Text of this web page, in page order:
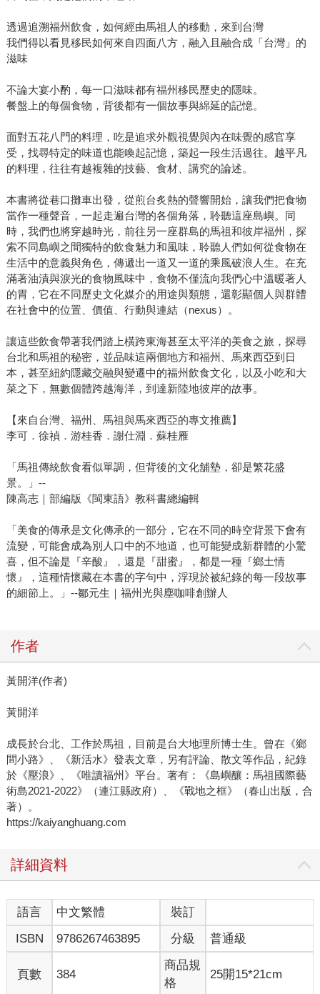
透過追溯福州飲食，如何經由馬祖人的移動，來到台灣
我們得以看見移民如何來自四面八方，融入且融合成「台灣」的
滋味
不論大宴小酌，每一口滋味都有福州移民歷史的隱味。
餐盤上的每個食物，背後都有一個故事與綿延的記憶。
面對五花八門的料理，吃是追求外觀視覺與內在味覺的感官享
受，找尋特定的味道也能喚起記憶，築起一段生活過往。越平凡
的料理，往往有越複雜的技藝、食材、講究的論述。
本書將從巷口攤車出發，從煎台炙熱的聲響開始，讓我們把食物
當作一種聲音，一起走遍台灣的各個角落，聆聽這座島嶼。同
時，我們也將穿越時光，前往另一座群島的馬祖和彼岸福州，探
索不同島嶼之間獨特的飲食魅力和風味，聆聽人們如何從食物在
生活中的意義與角色，傳遞出一道又一道的乘風破浪人生。在充
滿著油漬與淚光的食物風味中，食物不僅流向我們心中溫暖著人
的胃，它在不同歷史文化媒介的用途與類態，還彰顯個人與群體
在社會中的位置、價值、行動與連結（nexus）。
讓這些飲食帶著我們踏上橫跨東海甚至太平洋的美食之旅，探尋
台北和馬祖的秘密，並品味這兩個地方和福州、馬來西亞到日
本，甚至紐約隱藏交融與變遷中的福州飲食文化，以及小吃和大
菜之下，無數個體跨越海洋，到達新陸地彼岸的故事。
【來自台灣、福州、馬祖與馬來西亞的專文推薦】
李可．徐禎．游桂香．謝仕淵．蘇桂雁
「馬祖傳統飲食看似單調，但背後的文化舖墊，卻是繁花盛
景。」--
陳高志｜部編版《閩東語》教科書總編輯
「美食的傳承是文化傳承的一部分，它在不同的時空背景下會有
流變，可能會成為別人口中的不地道，也可能變成新群體的小驚
喜，但不論是『辛酸』，還是『甜蜜』，都是一種『鄉土情
懷』，這種情懷藏在本書的字句中，浮現於被紀錄的每一段故事
的細節上。」--鄒元生｜福州光與塵咖啡創辦人
作者
黃開洋(作者)
黃開洋
成長於台北、工作於馬祖，目前是台大地理所博士生。曾在《鄉
間小路》、《新活水》發表文章，另有評論、散文等作品，紀錄
於《壓浪》、《唯讀福州》平台。著有：《島嶼釀：馬祖國際藝
術島2021-2022》（連江縣政府）、《戰地之框》（春山出版，合
著）。
https://kaiyanghuang.com
詳細資料
語言 中文繁體
裝訂
ISBN
9786267463895 分級 普通級
頁數 384
商品規
格
25開15*21cm